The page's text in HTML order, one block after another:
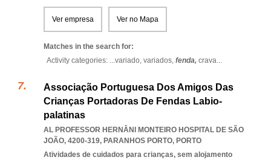
Ver empresa Ver no Mapa
Matches in the search for:
Activity categories: ...variado, variados, fenda, crava...
Associação Portuguesa Dos Amigos Das
Crianças Portadoras De Fendas Labio-
palatinas
AL PROFESSOR HERNÂNI MONTEIRO HOSPITAL DE SÃO
JOÃO, 4200-319, PARANHOS PORTO, PORTO
Atividades de cuidados para crianças, sem alojamento